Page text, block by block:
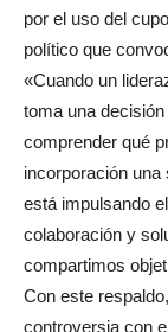
por el uso del
político que
«Cuando un
toma una
comprender qué
incorporación
está impulsando
colaboración y
compartimos
Con este
controversia con